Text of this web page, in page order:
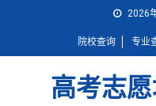
2026
院校查询 专业
高考志